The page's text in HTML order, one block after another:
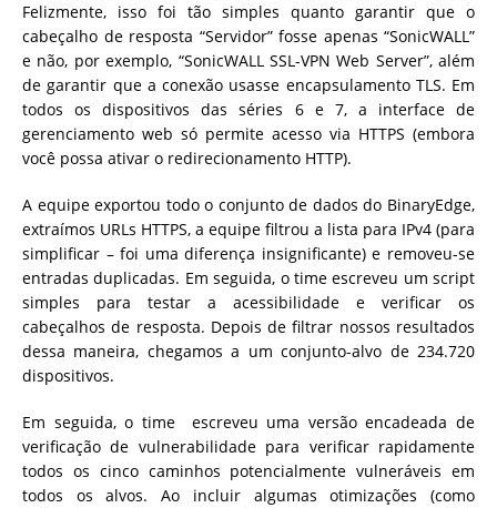
Felizmente, isso foi tão simples quanto garantir que o
cabeçalho de resposta “Servidor” fosse apenas “SonicWALL”
e não, por exemplo, “SonicWALL SSL-VPN Web Server”, além
de garantir que a conexão usasse encapsulamento TLS. Em
todos os dispositivos das séries 6 e 7, a interface de
gerenciamento web só permite acesso via HTTPS (embora
você possa ativar o redirecionamento HTTP).
A equipe exportou todo o conjunto de dados do BinaryEdge,
extraímos URLs HTTPS, a equipe filtrou a lista para IPv4 (para
simplificar – foi uma diferença insignificante) e removeu-se
entradas duplicadas. Em seguida, o time escreveu um script
simples para testar a acessibilidade e verificar os
cabeçalhos de resposta. Depois de filtrar nossos resultados
dessa maneira, chegamos a um conjunto-alvo de 234.720
dispositivos.
Em seguida, o time escreveu uma versão encadeada de
verificação de vulnerabilidade para verificar rapidamente
todos os cinco caminhos potencialmente vulneráveis ​​em
todos os alvos. Ao incluir algumas otimizações (como